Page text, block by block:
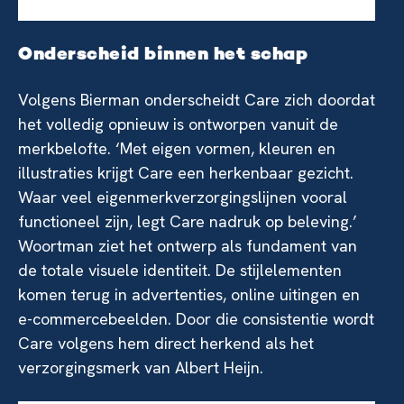
Onderscheid binnen het schap
Volgens Bierman onderscheidt Care zich doordat
het volledig opnieuw is ontworpen vanuit de
merkbelofte. ‘Met eigen vormen, kleuren en
illustraties krijgt Care een herkenbaar gezicht.
Waar veel eigenmerkverzorgingslijnen vooral
functioneel zijn, legt Care nadruk op beleving.’
Woortman ziet het ontwerp als fundament van
de totale visuele identiteit. De stijlelementen
komen terug in advertenties, online uitingen en
e-commercebeelden. Door die consistentie wordt
Care volgens hem direct herkend als het
verzorgingsmerk van Albert Heijn.